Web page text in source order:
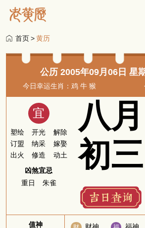
首页>黄历
公历 2005年09月06日 星
今日幸运生肖：鸡 牛 猴
宜
塑绘 开光
解除
订盟
纳采
嫁娶
出火
修造
动土
凶煞宜忌
重日
朱雀
八月
初三
值神
财神 福神